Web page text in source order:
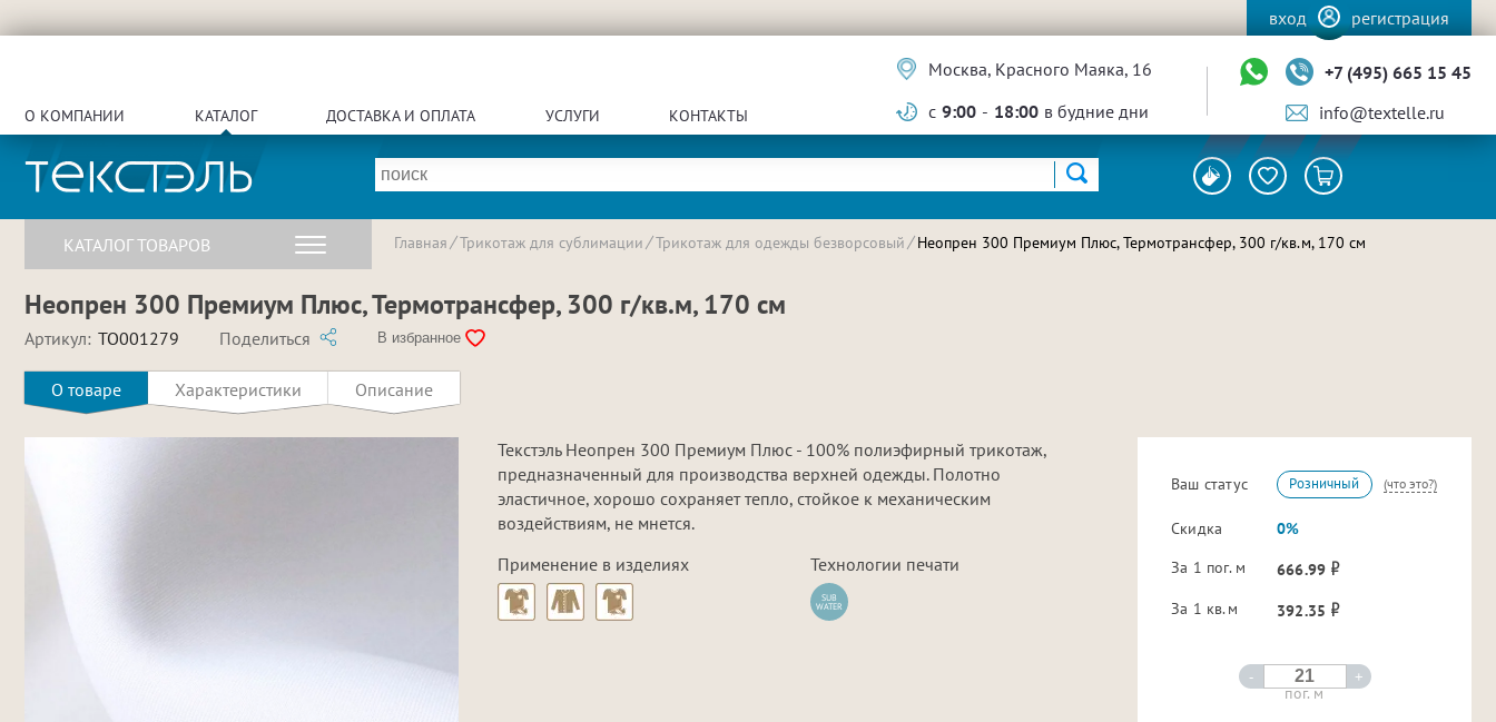
вход регистрация
О КОМПАНИИ КАТАЛОГ ДОСТАВКА И ОПЛАТА УСЛУГИ КОНТАКТЫ
Москва, Красного Маяка, 16
с 9:00 - 18:00 в будние дни
+7 (495) 665 15 45
info@textelle.ru
КАТАЛОГ ТОВАРОВ Главная Трикотаж для сублимации Трикотаж для одежды безворсовый Неопрен 300 Премиум Плюс, Термотрансфер, 300 г/кв.м, 170 см
Неопрен 300 Премиум Плюс, Термотрансфер, 300 г/кв.м, 170 см
Артикул: TO001279 Поделиться В избранное
О товаре Характеристики Описание
Текстэль Неопрен 300 Премиум Плюс - 100% полиэфирный трикотаж,
предназначенный для производства верхней одежды. Полотно
эластичное, хорошо сохраняет тепло, стойкое к механическим
воздействиям, не мнется.
Цвета в наличии
Нет в наличии
Цвета под заказ
Применение в изделиях Технологии печати
SUB
WATER
Ваш статус Розничный (что это?)
Скидка
0%
За 1 пог. м
666.99
За 1 кв.м
392.35
- +
пог. м